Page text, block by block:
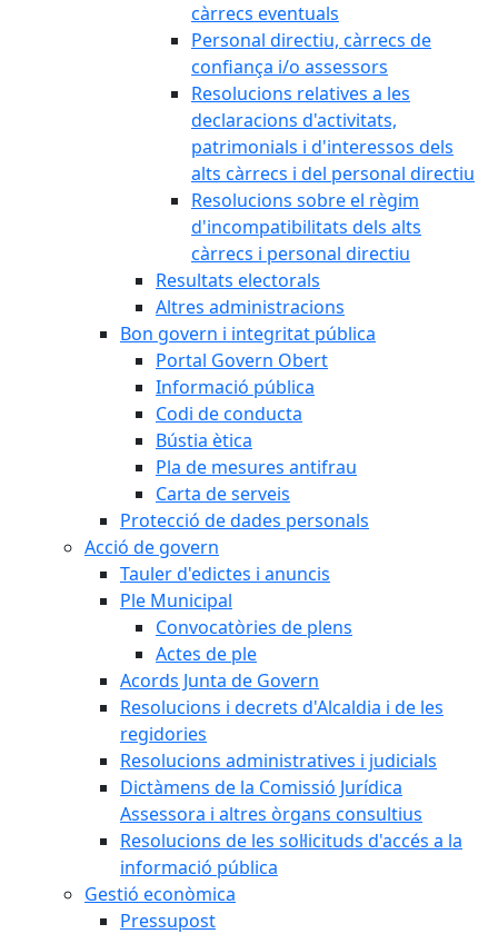
càrrecs eventuals
Personal directiu, càrrecs de
confiança i/o assessors
Resolucions relatives a les
declaracions d'activitats,
patrimonials i d'interessos dels
alts càrrecs i del personal directiu
Resolucions sobre el règim
d'incompatibilitats dels alts
càrrecs i personal directiu
Resultats electorals
Altres administracions
Bon govern i integritat pública
Portal Govern Obert
Informació pública
Codi de conducta
Bústia ètica
Pla de mesures antifrau
Carta de serveis
Protecció de dades personals
Acció de govern
Tauler d'edictes i anuncis
Ple Municipal
Convocatòries de plens
Actes de ple
Acords Junta de Govern
Resolucions i decrets d'Alcaldia i de les
regidories
Resolucions administratives i judicials
Dictàmens de la Comissió Jurídica
Assessora i altres òrgans consultius
Resolucions de les sol·licituds d'accés a la
informació pública
Gestió econòmica
Pressupost